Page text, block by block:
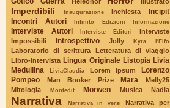
Imperdibili Inaugurazione Inchiesta
Incipit
Incontri Autori
Infinito Edizioni Informazione
Interviste Autori Interviste Editori
Interviste
Impossibili
Introspettivo Jolly Kyra l'Elfo
Laboratorio di scrittura
Letteratura di viaggio
Libro-intervista Lingua Originale Listopia Livia
Medullina
LiviaClaudia Lorem Ipsum
Lorenzo
Pompeo
Man Booker Prize Mara
Melly25
Mitologia
Montedit Morwen Musica Nadia
Narrativa Narrativa in versi
Narrativa per